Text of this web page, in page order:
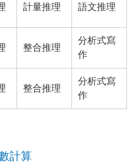
計量推理 語文推理
整合推理
分析式寫
作
整合推理
分析式寫
作
計算